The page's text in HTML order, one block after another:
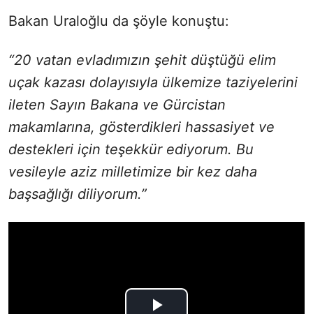
Bakan Uraloğlu da şöyle konuştu:
“20 vatan evladımızın şehit düştüğü elim
uçak kazası dolayısıyla ülkemize taziyelerini
ileten Sayın Bakana ve Gürcistan
makamlarına, gösterdikleri hassasiyet ve
destekleri için teşekkür ediyorum. Bu
vesileyle aziz milletimize bir kez daha
başsağlığı diliyorum.”